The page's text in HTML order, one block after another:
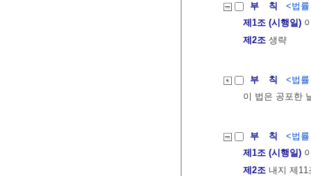
부 칙
<법
제1조 (시행일)
제2조 생략
부 칙
<법
이 법은 공포한
부 칙
<법
제1조 (시행일)
제2조 내지 제11